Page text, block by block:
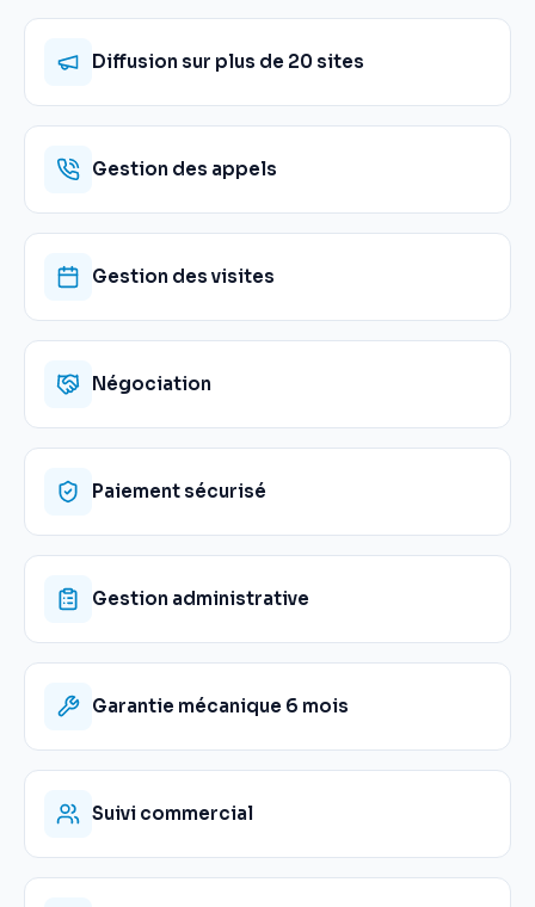
Diffusion sur plus de 20 sites
Gestion des appels
Gestion des visites
Négociation
Paiement sécurisé
Gestion administrative
Garantie mécanique 6 mois
Suivi commercial